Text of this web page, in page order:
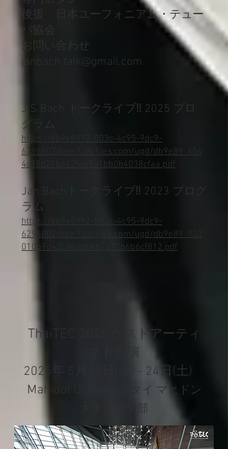
後援 日本ユーフォニアム・テュー
バ協会
お問い合わせ
janbach.talk@gmail.com
J.S.Bach トークライブ‼︎ 2025 プロ
グラム
https://db9e8992-803c-4c95-9dc9-
6296802dcee9.usrfiles.com/ugd/db9e89_454
4c38d21b642fab5a1bb0b4038cfaa.pdf
Jan Bach トークライブ‼︎ 2023 プログ
ラム
https://db9e8992-803c-4c95-9dc9-
6296802dcee9.usrfiles.com/ugd/db9e89_903
010b9d42c4eadb4b7b77b6b6cf812.pdf
ThaiTEC 2025
ゲストアーティ
スト出演
2025年 5月20日(水) - 24日(土)
Mahidol University
タイ マヒドン
大学音楽学部